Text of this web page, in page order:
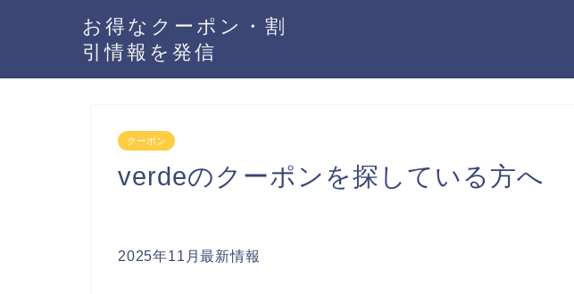
お得なクーポン・割
引情報を発信
クーポン
verdeのクーポンを探している方へ
2025年11月最新情報